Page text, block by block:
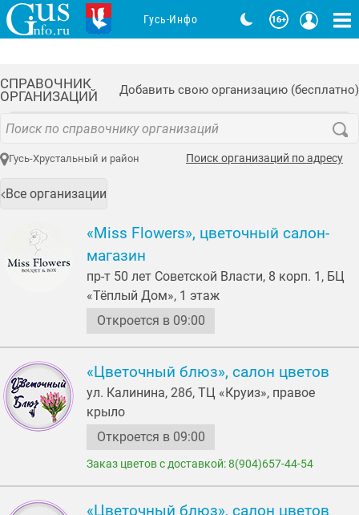
СПРАВОЧНИК
ОРГАНИЗАЦИЙ
Добавить свою организацию (бесплатно)
Гусь-Хрустальный и район Поиск организаций по адресу
Все организации
«Miss Flowers», цветочный салон-
магазин
пр-т 50 лет Советской Власти, 8 корп. 1, БЦ
«Тёплый Дом», 1 этаж
Откроется в 09:00
«Цветочный блюз», салон цветов
ул. Калинина, 28б, ТЦ «Круиз», правое
крыло
Откроется в 09:00
Заказ цветов с доставкой: 8(904)657-44-54
«Цветочный блюз», салон цветов
Гусь-Инфо